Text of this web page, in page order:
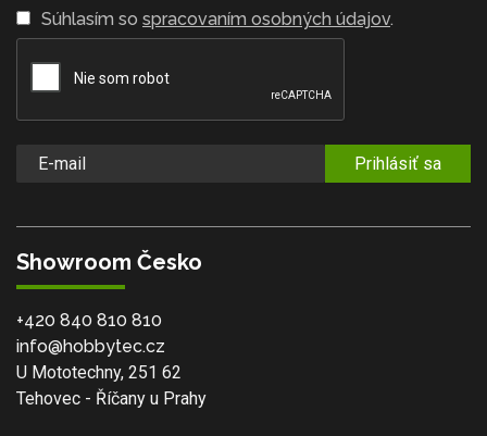
Súhlasím so spracovaním osobných údajov.
Prihlásiť sa
Showroom Česko
+420 840 810 810
info@hobbytec.cz
U Mototechny, 251 62
Tehovec - Říčany u Prahy